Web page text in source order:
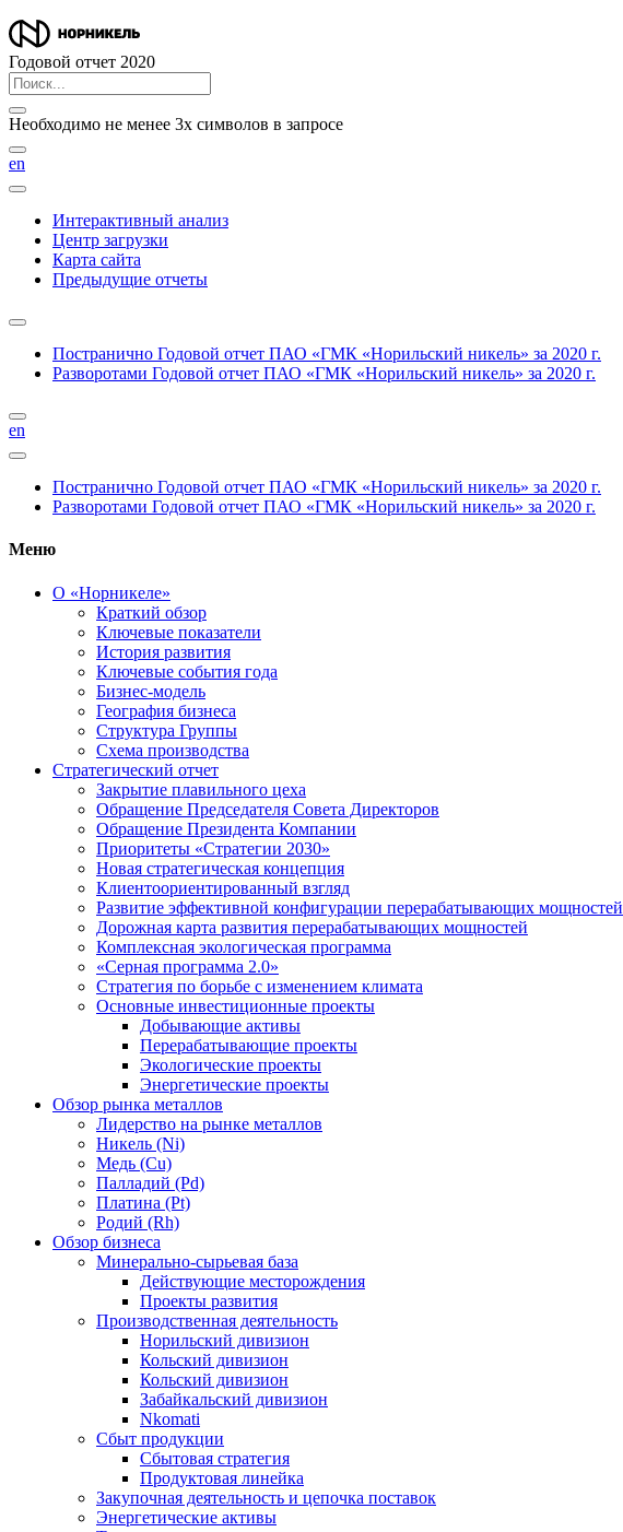
Годовой отчет 2020
Необходимо не менее 3х символов в запросе
en
Интерактивный анализ
Центр загрузки
Карта сайта
Предыдущие отчеты
Постранично Годовой отчет ПАО «ГМК «Норильский никель» за 2020 г.
Разворотами Годовой отчет ПАО «ГМК «Норильский никель» за 2020 г.
en
Постранично Годовой отчет ПАО «ГМК «Норильский никель» за 2020 г.
Разворотами Годовой отчет ПАО «ГМК «Норильский никель» за 2020 г.
Меню
О «Норникеле»
Краткий обзор
Ключевые показатели
История развития
Ключевые события года
Бизнес-модель
География бизнеса
Структура Группы
Схема производства
Стратегический отчет
Закрытие плавильного цеха
Обращение Председателя Совета Директоров
Обращение Президента Компании
Приоритеты «Стратегии 2030»
Новая стратегическая концепция
Клиентоориентированный взгляд
Развитие эффективной конфигурации перерабатывающих мощностей
Дорожная карта развития перерабатывающих мощностей
Комплексная экологическая программа
«Серная программа 2.0»
Стратегия по борьбе с изменением климата
Основные инвестиционные проекты
Добывающие активы
Перерабатывающие проекты
Экологические проекты
Энергетические проекты
Обзор рынка металлов
Лидерство на рынке металлов
Никель (Ni)
Медь (Cu)
Палладий (Pd)
Платина (Pt)
Родий (Rh)
Обзор бизнеса
Минерально-сырьевая база
Действующие месторождения
Проекты развития
Производственная деятельность
Норильский дивизион
Кольский дивизион
Кольский дивизион
Забайкальский дивизион
Nkomati
Сбыт продукции
Сбытовая стратегия
Продуктовая линейка
Закупочная деятельность и цепочка поставок
Энергетические активы